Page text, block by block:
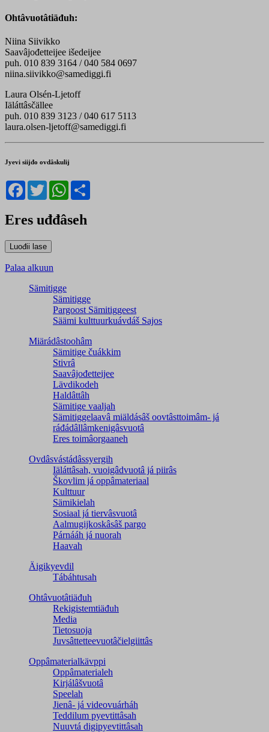
Ohtâvuotâtiäđuh:
Niina Siivikko
Saavâjođetteijee išedeijee
puh. 010 839 3164 / 040 584 0697
niina.siivikko@samediggi.fi
Laura Olsén-Ljetoff
Iäláttâsčällee
puh. 010 839 3123 / 040 617 5113
laura.olsen-ljetoff@samediggi.fi
Jyevi siijđo ovdâskulij
Facebook
TwitterWhatsApp
Eres uđđâseh
Palaa alkuun
Sämitigge
Sämitigge
Pargoost Sämitiggeest
Säämi kulttuurkuávdáš Sajos
Miärádâstoohâm
Sämitige čuákkim
Stivrâ
Saavâjođetteijee
Lävdikodeh
Haldâttâh
Sämitige vaaljah
Sämitiggelaavâ miäldásâš oovtâsttoimâm- já
ráđádâllâmkenigâsvuotâ
Eres toimâorgaaneh
Ovdâsvástádâssyergih
Iäláttâsah, vuoigâdvuotâ já piirâs
Škovlim já oppâmateriaal
Kulttuur
Sämikielah
Sosiaal já tiervâsvuotâ
Aalmugijkoskâsâš pargo
Párnááh já nuorah
Haavah
Äigikyevdil
Tábáhtusah
Ohtâvuotâtiäđuh
Rekigistemtiäđuh
Media
Tietosuoja
Juvsâttetteevuotâčielgiittâs
Oppâmaterialkävppi
Oppâmaterialeh
Kirjálâšvuotâ
Speelah
Jienâ- já videovuárháh
Teddilum pyevtittâsah
Nuuvtá digipyevtittâsah